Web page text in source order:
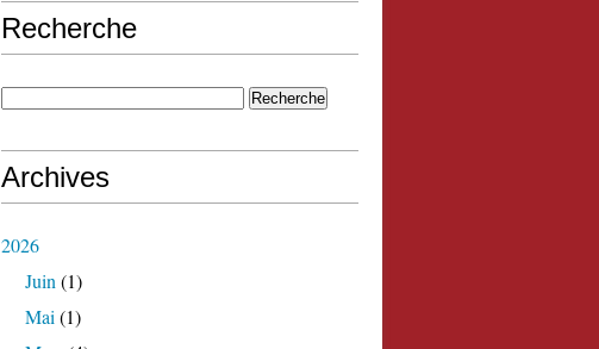
Recherche
Archives
2026
Juin (1)
Mai (1)